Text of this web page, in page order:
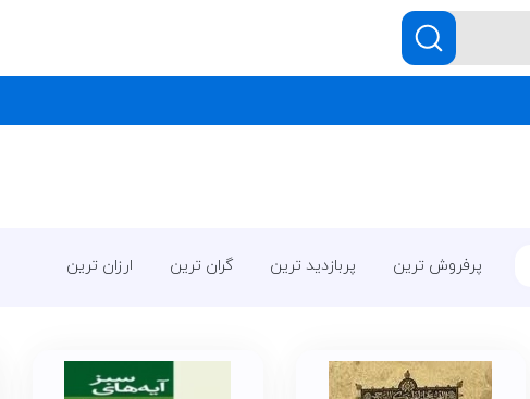
پرفروش ترین پربازدید ترین گران ترین ارزان ترین